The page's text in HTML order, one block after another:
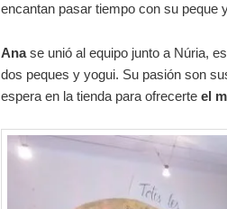
encantan pasar tiempo con su peque
Anase unió al equipo junto a Núria,
dos peques y yogui. Su pasión son
espera en la tienda para ofrecerteel